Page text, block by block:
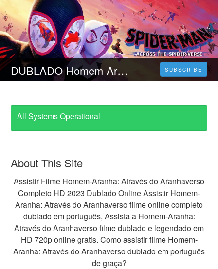
DUBLADO-Homem-Aranha: Através Aranhaverso (Part One) Filme Completo em Português SUBSCRIBE
All Systems Operational
About This Site
Assistir Filme Homem-Aranha: Através do Aranhaverso
Completo HD 2023 Dublado Online Assistir Homem-
Aranha: Através do Aranhaverso filme online completo
dublado em português, Assista a Homem-Aranha:
Através do Aranhaverso filme dublado e legendado em
HD 720p online gratis. Como assistir filme Homem-
Aranha: Através do Aranhaverso dublado em português
de graça?